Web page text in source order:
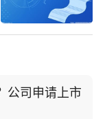
公司申请上市